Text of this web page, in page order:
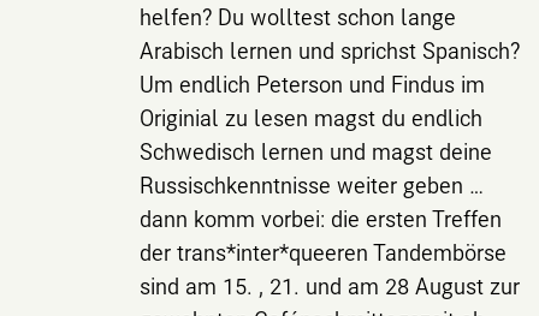
helfen? Du wolltest schon lange
Arabisch lernen und sprichst Spanisch?
Um endlich Peterson und Findus im
Originial zu lesen magst du endlich
Schwedisch lernen und magst deine
Russischkenntnisse weiter geben …
dann komm vorbei: die ersten Treffen
der trans*inter*queeren Tandembörse
sind am 15. , 21. und am 28 August zur